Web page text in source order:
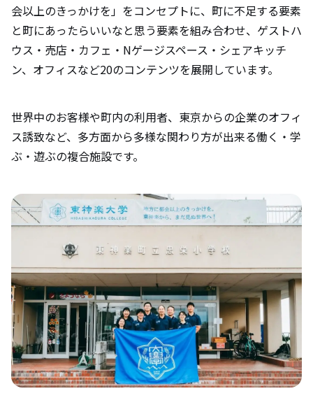
会以上のきっかけを」をコンセプトに、町に不足する要素
と町にあったらいいなと思う要素を組み合わせ、ゲストハ
ウス・売店・カフェ・Nゲージスペース・シェアキッチ
ン、オフィスなど20のコンテンツを展開しています。
世界中のお客様や町内の利用者、東京からの企業のオフィ
ス誘致など、多方面から多様な関わり方が出来る働く・学
ぶ・遊ぶの複合施設です。